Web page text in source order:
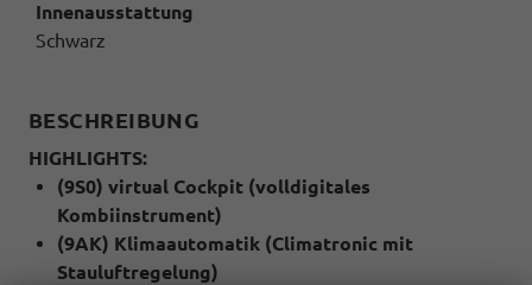
Innenausstattung
Schwarz
BESCHREIBUNG
HIGHLIGHTS:
(9S0) virtual Cockpit (volldigitales
Kombiinstrument)
(9AK) Klimaautomatik (Climatronic mit
Stauluftregelung)